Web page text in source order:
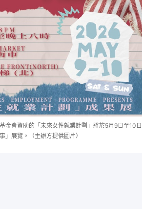
金會資助的「未來女性就業計劃」將於5月9日至10日
」展覽。（主辦方提供圖片）